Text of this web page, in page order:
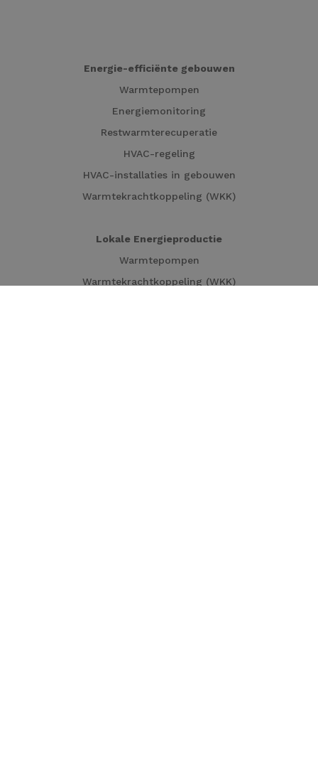
Energie-efficiënte gebouwen
Warmtepompen
Energiemonitoring
Restwarmterecuperatie
HVAC-regeling
HVAC-installaties in gebouwen
Warmtekrachtkoppeling (WKK)
Lokale Energieproductie
Warmtepompen
Warmtekrachtkoppeling (WKK)